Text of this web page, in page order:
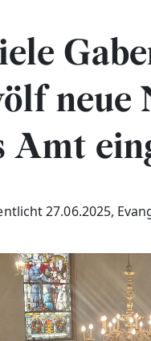
neue
Amt
27.06.2025,